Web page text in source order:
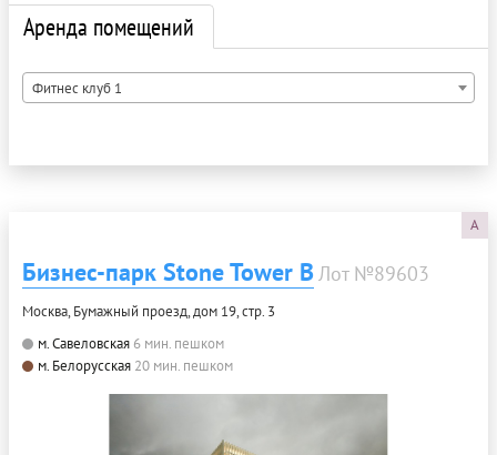
Аренда помещений
Фитнес клуб 1
A
Бизнес-парк Stone Tower В Лот №89603
Москва, Бумажный проезд, дом 19, стр. 3
м. Савеловская 6 мин. пешком
м. Белорусская 20 мин. пешком